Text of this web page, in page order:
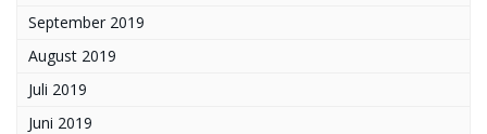
September 2019
August 2019
Juli 2019
Juni 2019